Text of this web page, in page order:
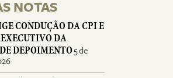
NOTAS
CONDUÇÃO DA CPI E
DA
DEPOIMENTO5 de